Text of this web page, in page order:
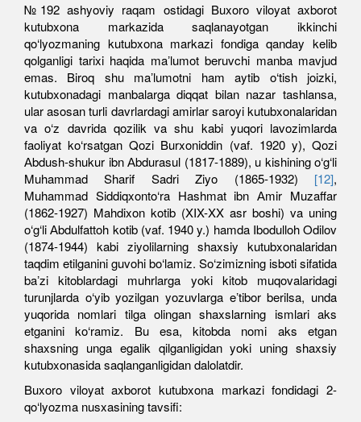
№192 ashyoviy raqam ostidagi Buxoro viloyat axborot
kutubxona markazida saqlanayotgan ikkinchi
qo‘lyozmaning kutubxona markazi fondiga qanday kelib
qolganligi tarixi haqida maʼlumot beruvchi manba mavjud
emas. Biroq shu maʼlumotni ham aytib o‘tish joizki,
kutubxonadagi manbalarga diqqat bilan nazar tashlansa,
ular asosan turli davrlardagi amirlar saroyi kutubxonalaridan
va o‘z davrida qozilik va shu kabi yuqori lavozimlarda
faoliyat ko‘rsatgan Qozi Burxoniddin (vaf. 1920 y), Qozi
Аbdush-shukur ibn Аbdurasul (1817-1889), u kishining o‘g‘li
Muhammad Sharif Sadri Ziyo (1865-1932) [12],
Muhammad Siddiqxonto‘ra Hashmat ibn Аmir Muzaffar
(1862-1927) Mahdixon kotib (XIX-XX asr boshi) va uning
o‘g‘li Аbdulfattoh kotib (vaf. 1940 y.) hamda Ibodulloh Odilov
(1874-1944) kabi ziyolilarning shaxsiy kutubxonalaridan
taqdim etilganini guvohi bo‘lamiz. So‘zimizning isboti sifatida
baʼzi kitoblardagi muhrlarga yoki kitob muqovalaridagi
turunjlarda o‘yib yozilgan yozuvlarga eʼtibor berilsa, unda
yuqorida nomlari tilga olingan shaxslarning ismlari aks
etganini ko‘ramiz. Bu esa, kitobda nomi aks etgan
shaxsning unga egalik qilganligidan yoki uning shaxsiy
kutubxonasida saqlanganligidan dalolatdir.
Buxoro viloyat axborot kutubxona markazi fondidagi 2-
qo‘lyozma nusxasining tavsifi: